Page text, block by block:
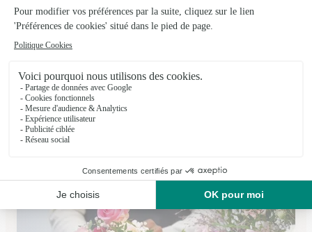
Le Jardin des Fleurs
Lorient
★★★★★4.2 (137)
3 Rue Eugène Pottier